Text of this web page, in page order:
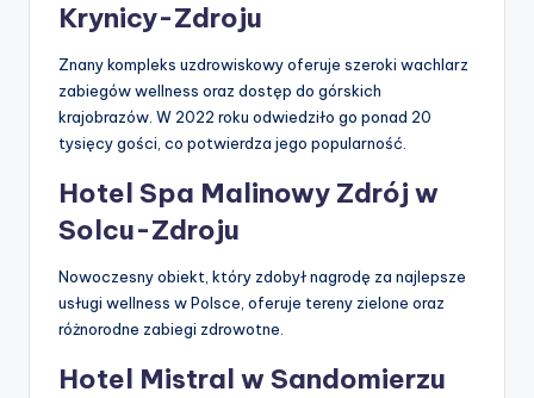
Krynicy-Zdroju
Znany kompleks uzdrowiskowy oferuje szeroki wachlarz
zabiegów wellness oraz dostęp do górskich
krajobrazów. W 2022 roku odwiedziło go ponad 20
tysięcy gości, co potwierdza jego popularność.
Hotel Spa Malinowy Zdrój w
Solcu-Zdroju
Nowoczesny obiekt, który zdobył nagrodę za najlepsze
usługi wellness w Polsce, oferuje tereny zielone oraz
różnorodne zabiegi zdrowotne.
Hotel Mistral w Sandomierzu